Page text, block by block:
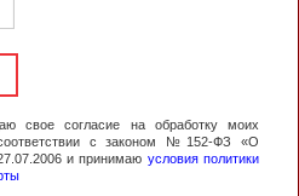
свое согласие на обработку моих
с законом №152-ФЗ «О
и принимаю условия политики